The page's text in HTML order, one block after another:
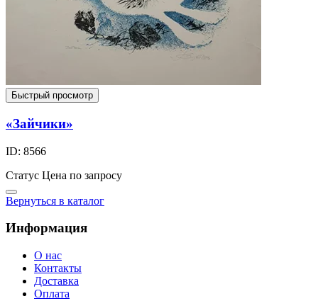
Быстрый просмотр
«Зайчики»
ID: 8566
Статус Цена по запросу
Вернуться в каталог
Информация
О нас
Контакты
Доставка
Оплата